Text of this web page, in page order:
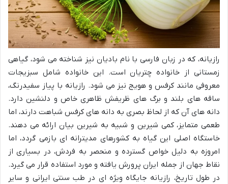
رازیانه، که در زبان فارسی با نام بادیان نیز شناخته می شود، گیاهی
زمستانی از خانواده چتریان است. این خانواده شامل سبزیجات
معروفی مانند کرفس و هویج نیز می شود. رازیانه با پیاز سفیدرنگ،
ساقه های بلند و برگ های ظریفش ظاهری خاص و دلنشین دارد.
دانه های آن که از لحاظ بصری به دانه های کرفس شباهت دارند، اما
طعمی متمایز، کمی شیرین و شبیه به شیرین بیان ارائه می دهند.
خاستگاه اصلی این گیاه به کشورهای مدیترانه ای بازمی گردد، اما
امروزه به دلیل خواص گسترده و منحصر به فردش، در بسیاری از
نقاط جهان از جمله ایران پرورش یافته و مورد استفاده قرار می گیرد.
در طول تاریخ، رازیانه جایگاه ویژه ای در طب سنتی ایرانی و سایر